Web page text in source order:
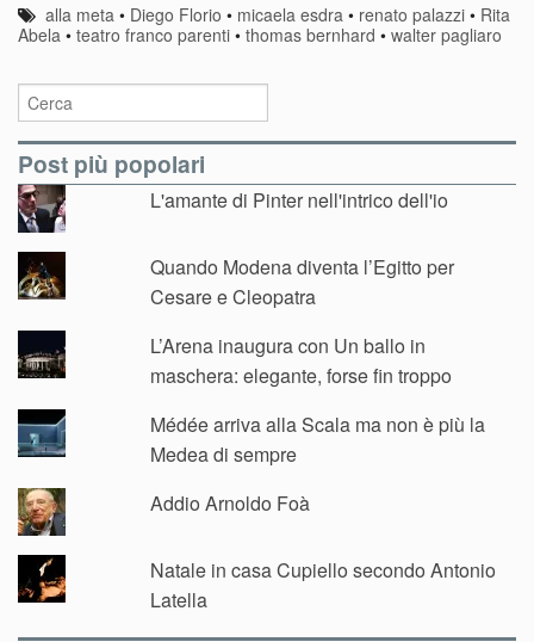
alla meta • Diego Florio • micaela esdra • renato palazzi • Rita
Abela • teatro franco parenti • thomas bernhard • walter pagliaro
Post più popolari
L'amante di Pinter nell'intrico dell'io
Quando Modena diventa l’Egitto per
Cesare e Cleopatra
L’Arena inaugura con Un ballo in
maschera: elegante, forse fin troppo
Médée arriva alla Scala ma non è più la
Medea di sempre
Addio Arnoldo Foà
Natale in casa Cupiello secondo Antonio
Latella